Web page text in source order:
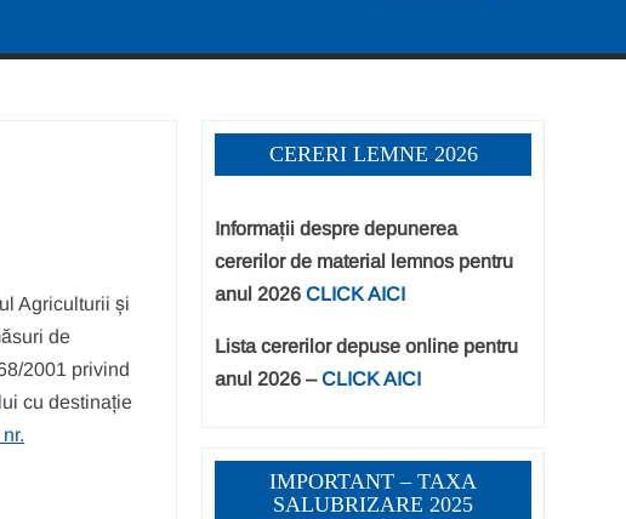
Agriculturii și
de
2001 privind
cu destinație
CERERI LEMNE 2026
Informații despre depunerea
cererilor de material lemnos pentru
anul 2026CLICK AICI
Lista cererilor depuse online pentru
anul 2026 –CLICK AICI
IMPORTANT – TAXA
SALUBRIZARE 2025